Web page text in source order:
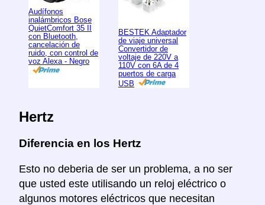
Audífonos
inalámbricos Bose
QuietComfort 35 II
con Bluetooth,
cancelación de
ruido, con control de
voz Alexa - Negro
BESTEK Adaptador
de viaje universal
Convertidor de
voltaje de 220V a
110V con 6A de 4
puertos de carga
USB
Hertz
Diferencia en los Hertz
Esto no deberia de ser un problema, a no ser
que usted este utilisando un reloj eléctrico o
algunos motores eléctricos que necesitan